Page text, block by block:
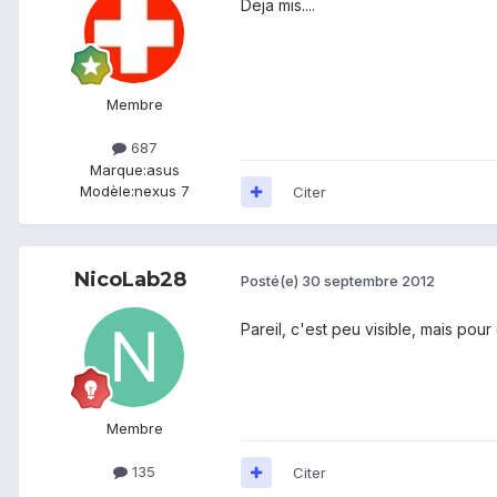
Membre
687
Marque:asus
Modèle:nexus 7
Deja mis....
Citer
NicoLab28
Membre
135
Posté(e) 30 septembre 2012
Pareil, c'est peu visible, mais pour
Citer